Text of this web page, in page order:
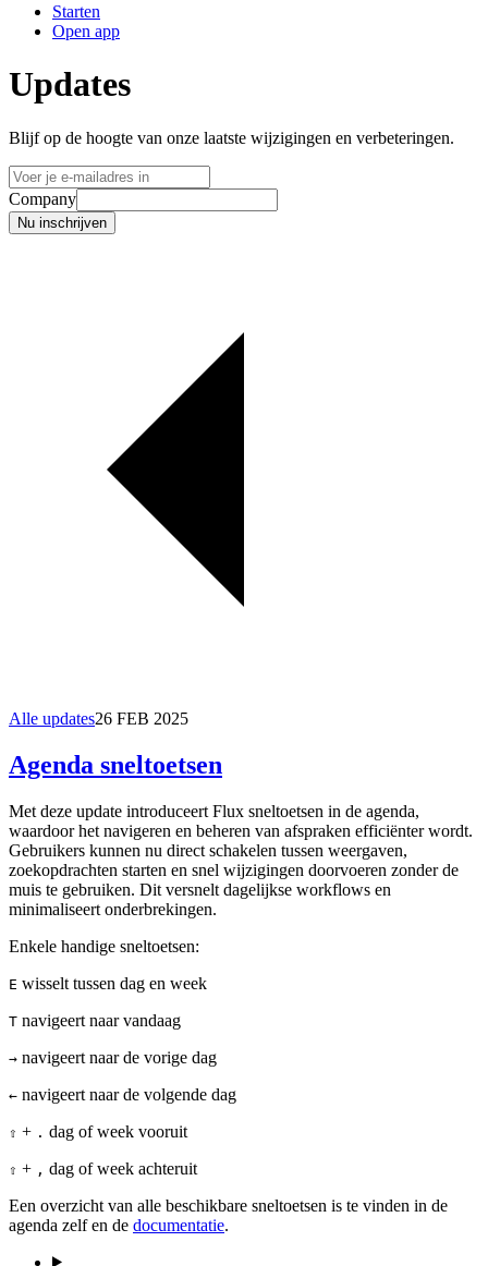
Starten
Open app
Updates
Blijf op de hoogte van onze laatste wijzigingen en verbeteringen.
Company
Nu inschrijven
Alle updates26 FEB 2025
Agenda sneltoetsen
Met deze update introduceert Flux sneltoetsen in de agenda,
waardoor het navigeren en beheren van afspraken efficiënter wordt.
Gebruikers kunnen nu direct schakelen tussen weergaven,
zoekopdrachten starten en snel wijzigingen doorvoeren zonder de
muis te gebruiken. Dit versnelt dagelijkse workflows en
minimaliseert onderbrekingen.
Enkele handige sneltoetsen:
E wisselt tussen dag en week
T navigeert naar vandaag
→ navigeert naar de vorige dag
← navigeert naar de volgende dag
⇧ + . dag of week vooruit
⇧ + , dag of week achteruit
Een overzicht van alle beschikbare sneltoetsen is te vinden in de
agenda zelf en de documentatie.